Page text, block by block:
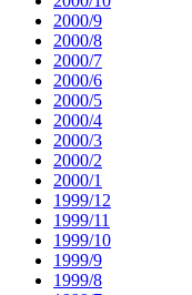
2000/9
2000/8
2000/7
2000/6
2000/5
2000/4
2000/3
2000/2
2000/1
1999/12
1999/11
1999/10
1999/9
1999/8